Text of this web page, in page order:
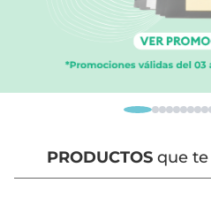
PRODUCTOSque te